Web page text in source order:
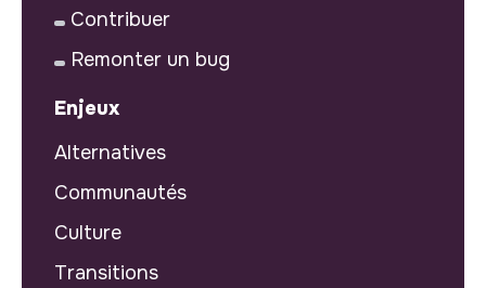
Contribuer
Remonter un bug
Enjeux
Alternatives
Communautés
Culture
Transitions